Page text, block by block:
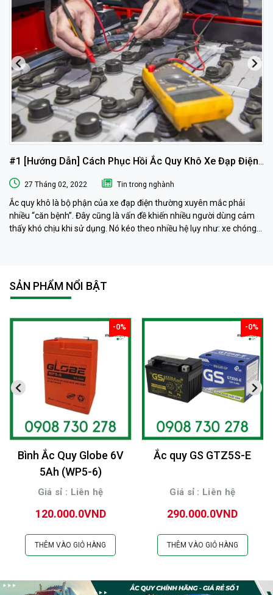
#1 [Hướng Dẫn] Cách Phục Hồi Ắc Quy Khô Xe Đạp Điện
Tại Nhà
27 Tháng 02, 2022 Tin trong nghành
Ắc quy khô là bộ phận của xe đạp điện thường xuyên mắc phải
nhiều “căn bệnh”. Đây cũng là vấn đề khiến nhiều người dùng cảm
thấy khó chịu khi sử dụng. Nó kéo theo nhiều hệ lụy như: xe chóng
cách đơn giản và hiệu quả như ở tiệm dưỡng nhé!
SẢN PHẨM NỔI BẬT
-0%
giảm
Bình Ắc Quy Globe 6V
5Ah (WP5-6)
Giá sỉ : Liên hệ
120.000.0VND
THÊM VÀO GIỎ HÀNG
-0%
giảm
Ắc quy GS GTZ5S-E
Giá sỉ : Liên hệ
290.000.0VND
THÊM VÀO GIỎ HÀNG